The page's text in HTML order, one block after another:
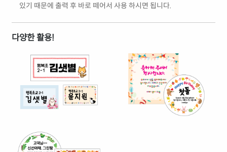
있기 때문에 출력 후 바로 떼어서 사용 하시면 됩니다.
다양한 활용!